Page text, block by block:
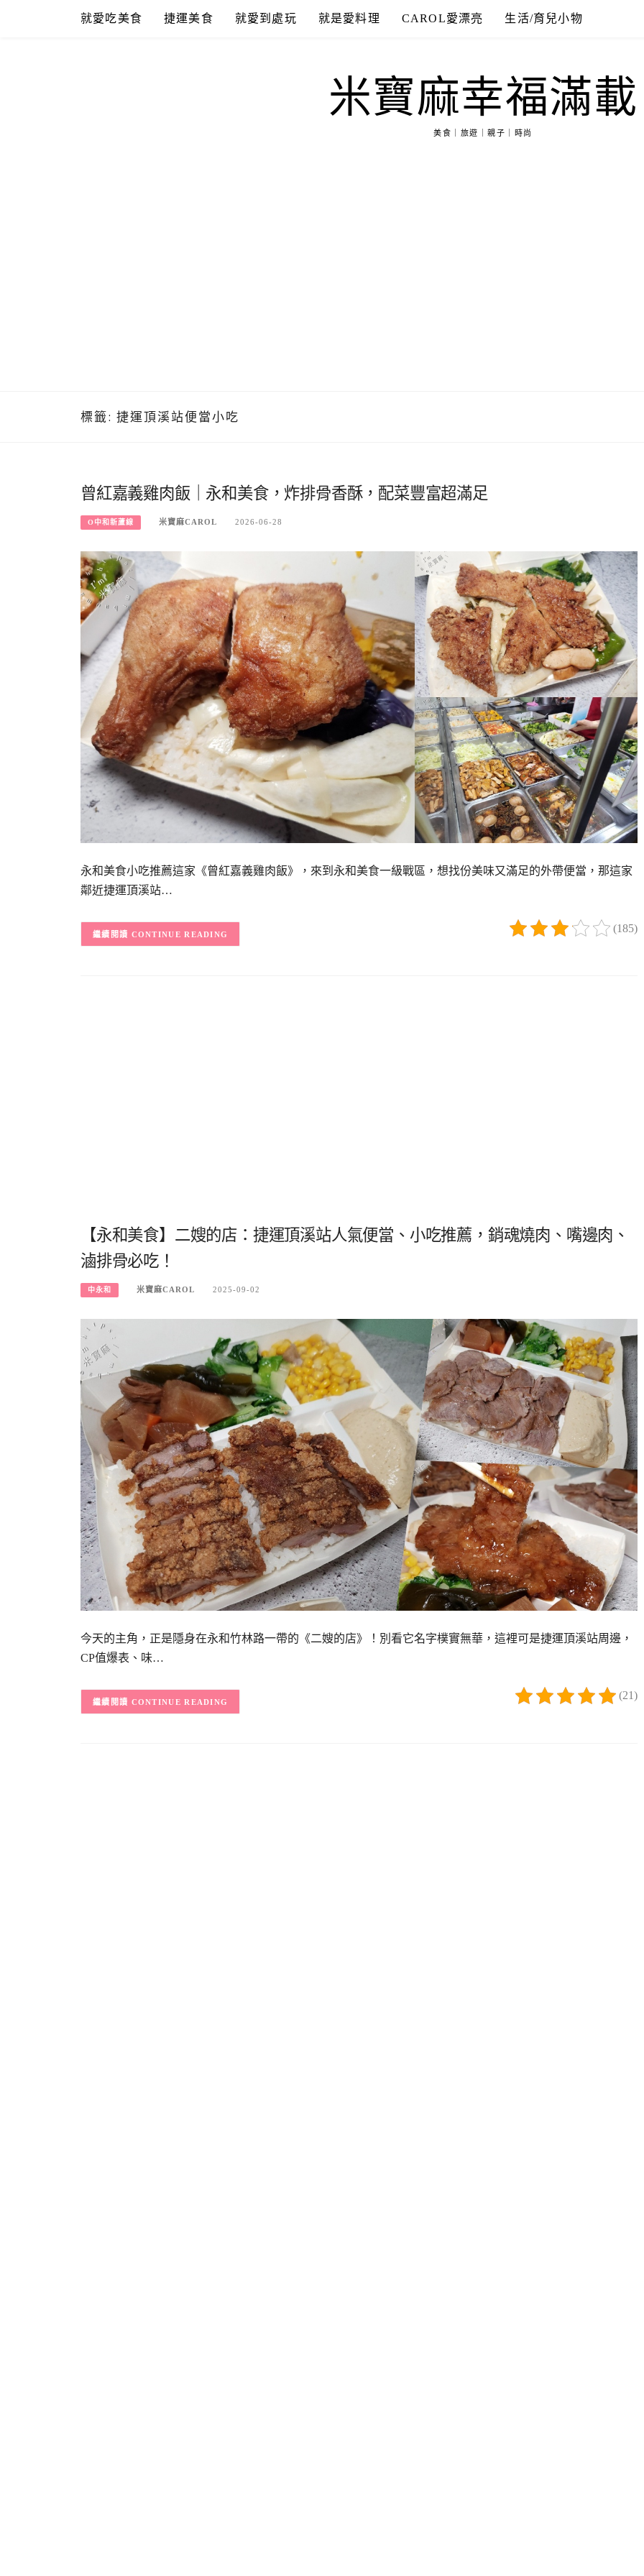
就愛吃美食 捷運美食 就愛到處玩 就是愛料理 CAROL愛漂亮 生活/育兒小物
米寶麻幸福滿載
美食｜旅遊｜親子｜時尚
標籤: 捷運頂溪站便當小吃
曾紅嘉義雞肉飯｜永和美食，炸排骨香酥，配菜豐富超滿足
O中和新蘆線 米寶麻CAROL 2026-06-28
永和美食小吃推薦這家《曾紅嘉義雞肉飯》，來到永和美食一級戰區，想找份美味又滿足的外帶便當，那這家
鄰近捷運頂溪站…
(185)
CONTINUE READING
【永和美食】二嫂的店：捷運頂溪站人氣便當、小吃推薦，銷魂燒肉、嘴邊肉、
滷排骨必吃！
中永和 米寶麻CAROL 2025-09-02
今天的主角，正是隱身在永和竹林路一帶的《二嫂的店》！別看它名字樸實無華，這裡可是捷運頂溪站周邊，
CP值爆表、味…
(21)
CONTINUE READING